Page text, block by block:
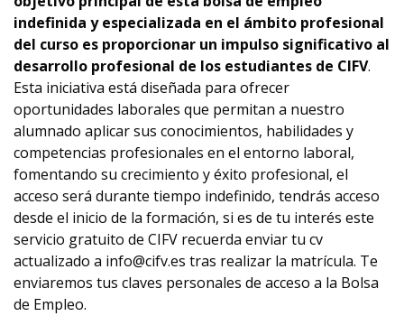
indefinida y especializada en el ámbito profesional
del curso es proporcionar un impulso significativo al
desarrollo profesional de los estudiantes de CIFV.
Esta iniciativa está diseñada para ofrecer
oportunidades laborales que permitan a nuestro
alumnado aplicar sus conocimientos, habilidades y
competencias profesionales en el entorno laboral,
fomentando su crecimiento y éxito profesional, el
acceso será durante tiempo indefinido, tendrás acceso
desde el inicio de la formación, si es de tu interés este
servicio gratuito de CIFV recuerda enviar tu cv
actualizado a info@cifv.es tras realizar la matrícula. Te
enviaremos tus claves personales de acceso a la Bolsa
de Empleo.